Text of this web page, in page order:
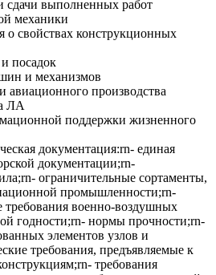
сдачи выполненных работ
механики
о свойствах конструкционных
посадок
и механизмов
авиационного производства
ЛА
поддержки жизненного
документация:rn- единая
документации;rn-
ограничительные сортаменты,
промышленности;rn-
требования военно-воздушных
годности;rn- нормы прочности;rn-
элементов узлов и
требования, предъявляемые к
требования